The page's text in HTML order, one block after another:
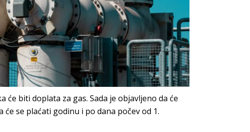
će biti doplata za gas. Sada je objavljeno da će
se plaćati godinu i po dana počev od 1.